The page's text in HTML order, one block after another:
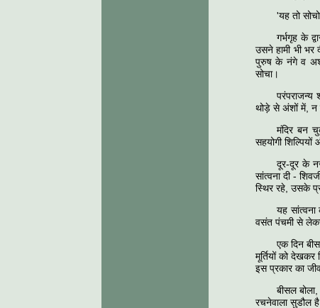
'यह तो
गर्भगृह के
उसने हामी भी भर
पुरुष के नंगे व
सोचा।
थोड़े से अंशों में, न
मंदिर बन
सहयोगी
दूर-दूर के
सांत्वना दी -
स्थिर रहे, उसके
यह
वसंत पंचमी से
एक दिन
मूर्तियों को
इस प्रकार का
बीसल
रचनेवाला सुडौल